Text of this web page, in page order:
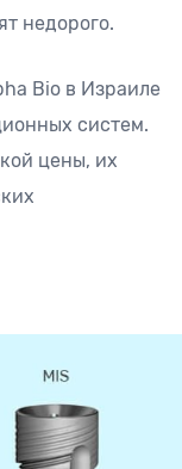
недорого.
Bio в Израиле
систем.
цены, их